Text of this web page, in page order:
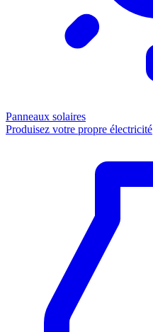
Panneaux solaires
Produisez votre propre électricité